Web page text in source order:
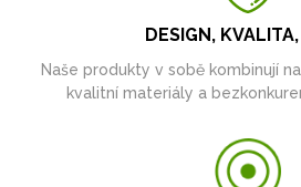
DESIGN,
Naše produkty v sobě kombinují
kvalitní materiály a